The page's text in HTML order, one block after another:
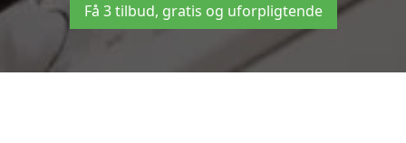
Få 3 tilbud, gratis og uforpligtende